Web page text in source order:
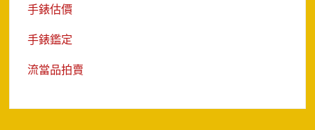
手錶估價
手錶鑑定
流當品拍賣